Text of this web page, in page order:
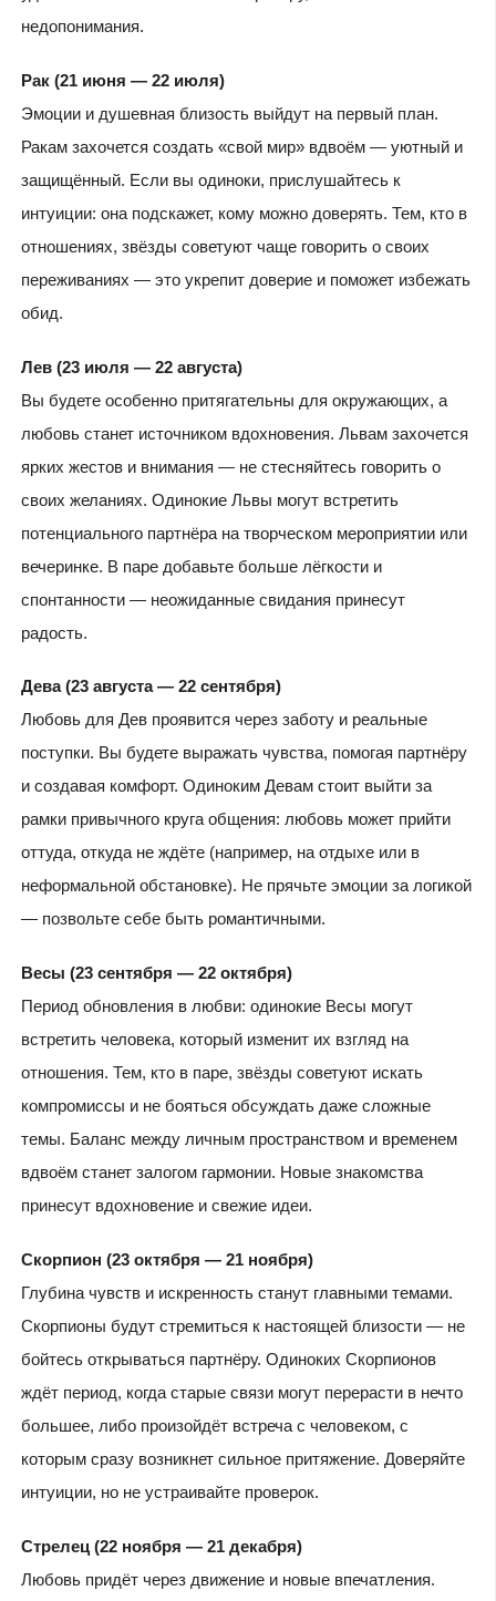
недопонимания.
Рак (21 июня — 22 июля)
Эмоции и душевная близость выйдут на первый план.
Ракам захочется создать «свой мир» вдвоём — уютный и
защищённый. Если вы одиноки, прислушайтесь к
интуиции: она подскажет, кому можно доверять. Тем, кто в
отношениях, звёзды советуют чаще говорить о своих
переживаниях — это укрепит доверие и поможет избежать
обид.
Лев (23 июля — 22 августа)
Вы будете особенно притягательны для окружающих, а
любовь станет источником вдохновения. Львам захочется
ярких жестов и внимания — не стесняйтесь говорить о
своих желаниях. Одинокие Львы могут встретить
потенциального партнёра на творческом мероприятии или
вечеринке. В паре добавьте больше лёгкости и
спонтанности — неожиданные свидания принесут
радость.
Дева (23 августа — 22 сентября)
Любовь для Дев проявится через заботу и реальные
поступки. Вы будете выражать чувства, помогая партнёру
и создавая комфорт. Одиноким Девам стоит выйти за
рамки привычного круга общения: любовь может прийти
оттуда, откуда не ждёте (например, на отдыхе или в
неформальной обстановке). Не прячьте эмоции за логикой
— позвольте себе быть романтичными.
Весы (23 сентября — 22 октября)
Период обновления в любви: одинокие Весы могут
встретить человека, который изменит их взгляд на
отношения. Тем, кто в паре, звёзды советуют искать
компромиссы и не бояться обсуждать даже сложные
темы. Баланс между личным пространством и временем
вдвоём станет залогом гармонии. Новые знакомства
принесут вдохновение и свежие идеи.
Скорпион (23 октября — 21 ноября)
Глубина чувств и искренность станут главными темами.
Скорпионы будут стремиться к настоящей близости — не
бойтесь открываться партнёру. Одиноких Скорпионов
ждёт период, когда старые связи могут перерасти в нечто
большее, либо произойдёт встреча с человеком, с
которым сразу возникнет сильное притяжение. Доверяйте
интуиции, но не устраивайте проверок.
Стрелец (22 ноября — 21 декабря)
Любовь придёт через движение и новые впечатления.